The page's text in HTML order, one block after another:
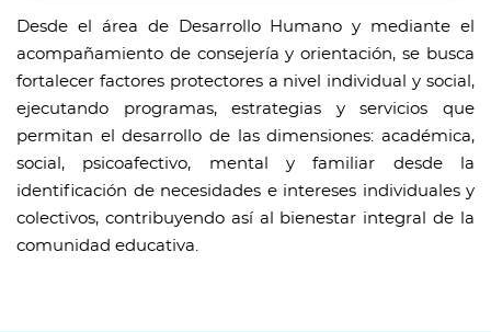
Desde el área de Desarrollo Humano y mediante el
acompañamiento de consejería y orientación, se busca
fortalecer factores protectores a nivel individual y social,
ejecutando programas, estrategias y servicios que
permitan el desarrollo de las dimensiones: académica,
social, psicoafectivo, mental y familiar desde la
identificación de necesidades e intereses individuales y
colectivos, contribuyendo así al bienestar integral de la
comunidad educativa.